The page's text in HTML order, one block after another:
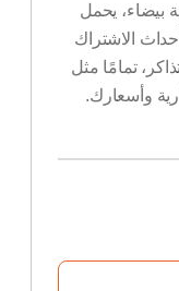
بيضاء، يحمل
الاشتراك
تمامًا مثل
وأسعارك.